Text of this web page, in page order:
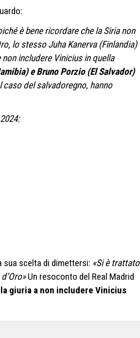
è bene ricordare che la Siria non
lo stesso Juha Kanerva (Finlandia)
includere Vinicius in quella
e Bruno Porzio (El Salvador)
caso del salvadoregno, hanno
sua scelta di dimettersi: «Si è trattato
Un resoconto del Real Madrid
giuria a non includere Vinicius